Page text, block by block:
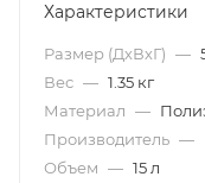
Характеристики
Размер (ДхВхГ) —
Вес — 1.35 кг
Материал —
Производитель —
Объем — 15 л